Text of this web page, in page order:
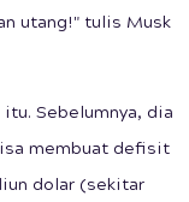
utang!" tulis Musk
Sebelumnya, dia
membuat defisit
dolar (sekitar